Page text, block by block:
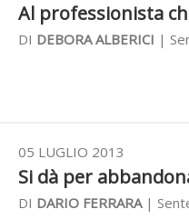
Al professionista
DI DEBORA ALBERICI |
05 LUGLIO 2013
Si dà per
DI DARIO FERRARA|